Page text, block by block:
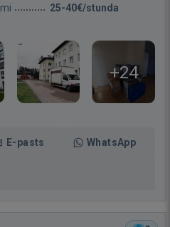
25-40€/stunda
+24
E-pasts WhatsApp